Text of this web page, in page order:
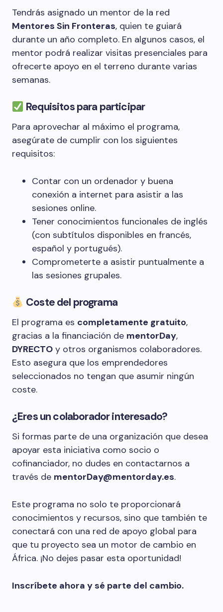
Tendrás asignado un mentor de la red
Mentores Sin Fronteras, quien te guiará
durante un año completo. En algunos casos, el
mentor podrá realizar visitas presenciales para
ofrecerte apoyo en el terreno durante varias
semanas.
Requisitos para participar
Para aprovechar al máximo el programa,
asegúrate de cumplir con los siguientes
requisitos:
Contar con un ordenador y buena
conexión a internet para asistir a las
sesiones online.
Tener conocimientos funcionales de inglés
(con subtítulos disponibles en francés,
español y portugués).
Comprometerte a asistir puntualmente a
las sesiones grupales.
Coste del programa
El programa es completamente gratuito,
gracias a la financiación de mentorDay,
DYRECTO y otros organismos colaboradores.
Esto asegura que los emprendedores
seleccionados no tengan que asumir ningún
coste.
¿Eres un colaborador interesado?
Si formas parte de una organización que desea
apoyar esta iniciativa como socio o
cofinanciador, no dudes en contactarnos a
través de mentorDay@mentorday.es.
Este programa no solo te proporcionará
conocimientos y recursos, sino que también te
conectará con una red de apoyo global para
que tu proyecto sea un motor de cambio en
África. ¡No dejes pasar esta oportunidad!
Inscríbete ahora y sé parte del cambio.